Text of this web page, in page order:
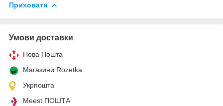
Приховати
Умови доставки
Нова Пошта
Магазини Rozetka
Укрпошта
Meest ПОШТА